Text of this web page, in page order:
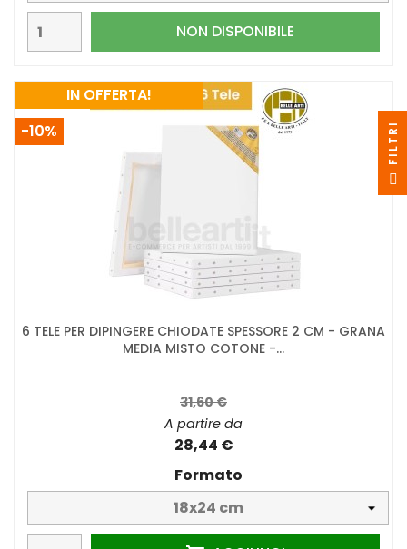
NON DISPONIBILE
6 TELE PER DIPINGERE CHIODATE SPESSORE 2 CM - GRANA
MEDIA MISTO COTONE -...
31,60 €
A partire da
28,44 €
Formato
IN OFFERTA!
-10%
I